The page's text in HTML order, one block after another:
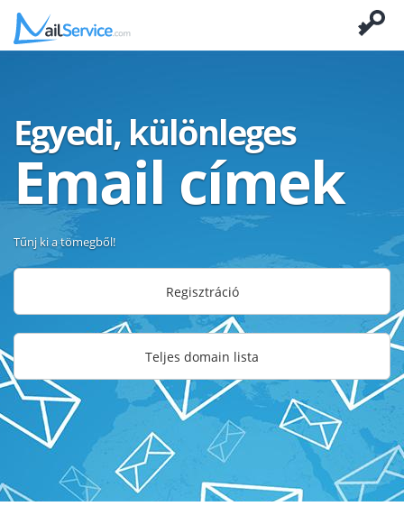
Egyedi, különleges
Email címek
Tűnj ki a tömegből!
Regisztráció
Teljes domain lista